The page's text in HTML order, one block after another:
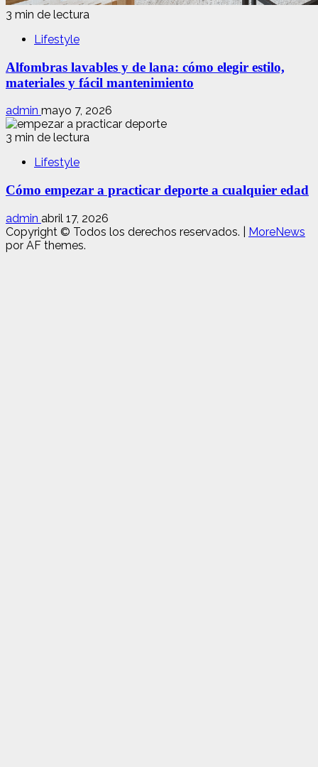
3 min de lectura
Lifestyle
Alfombras lavables y de lana: cómo elegir estilo,
materiales y fácil mantenimiento
admin mayo 7, 2026
3 min de lectura
Lifestyle
Cómo empezar a practicar deporte a cualquier edad
admin abril 17, 2026
Copyright © Todos los derechos reservados.
MoreNews
por AF themes.